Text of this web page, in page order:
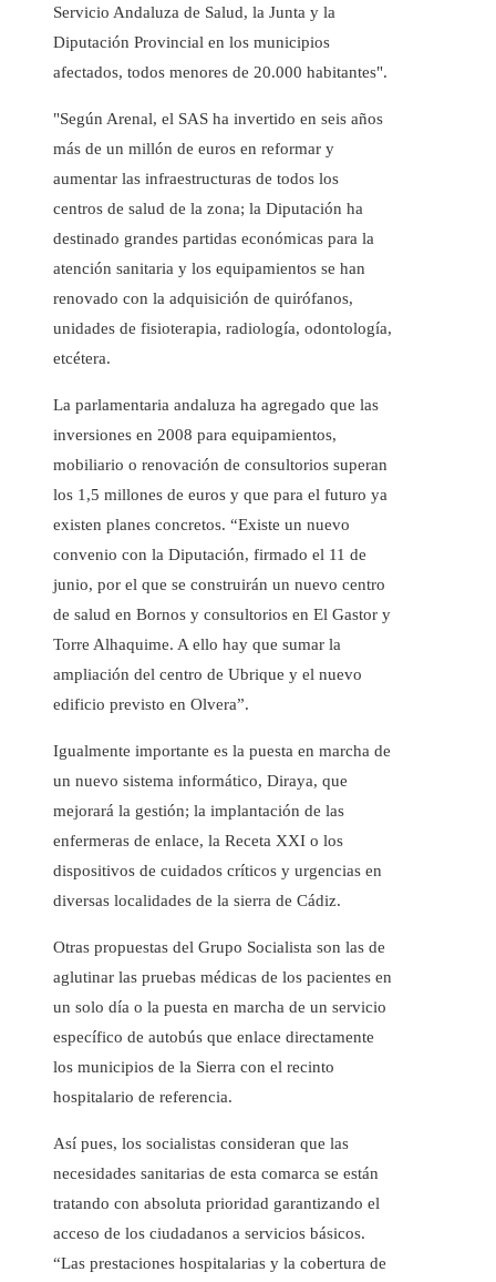
Servicio Andaluza de Salud, la Junta y la
Diputación Provincial en los municipios
afectados, todos menores de 20.000 habitantes".
"Según Arenal, el SAS ha invertido en seis años
más de un millón de euros en reformar y
aumentar las infraestructuras de todos los
centros de salud de la zona; la Diputación ha
destinado grandes partidas económicas para la
atención sanitaria y los equipamientos se han
renovado con la adquisición de quirófanos,
unidades de fisioterapia, radiología, odontología,
etcétera.
La parlamentaria andaluza ha agregado que las
inversiones en 2008 para equipamientos,
mobiliario o renovación de consultorios superan
los 1,5 millones de euros y que para el futuro ya
existen planes concretos. “Existe un nuevo
convenio con la Diputación, firmado el 11 de
junio, por el que se construirán un nuevo centro
de salud en Bornos y consultorios en El Gastor y
Torre Alhaquime. A ello hay que sumar la
ampliación del centro de Ubrique y el nuevo
edificio previsto en Olvera”.
Igualmente importante es la puesta en marcha de
un nuevo sistema informático, Diraya, que
mejorará la gestión; la implantación de las
enfermeras de enlace, la Receta XXI o los
dispositivos de cuidados críticos y urgencias en
diversas localidades de la sierra de Cádiz.
Otras propuestas del Grupo Socialista son las de
aglutinar las pruebas médicas de los pacientes en
un solo día o la puesta en marcha de un servicio
específico de autobús que enlace directamente
los municipios de la Sierra con el recinto
hospitalario de referencia.
Así pues, los socialistas consideran que las
necesidades sanitarias de esta comarca se están
tratando con absoluta prioridad garantizando el
acceso de los ciudadanos a servicios básicos.
“Las prestaciones hospitalarias y la cobertura de